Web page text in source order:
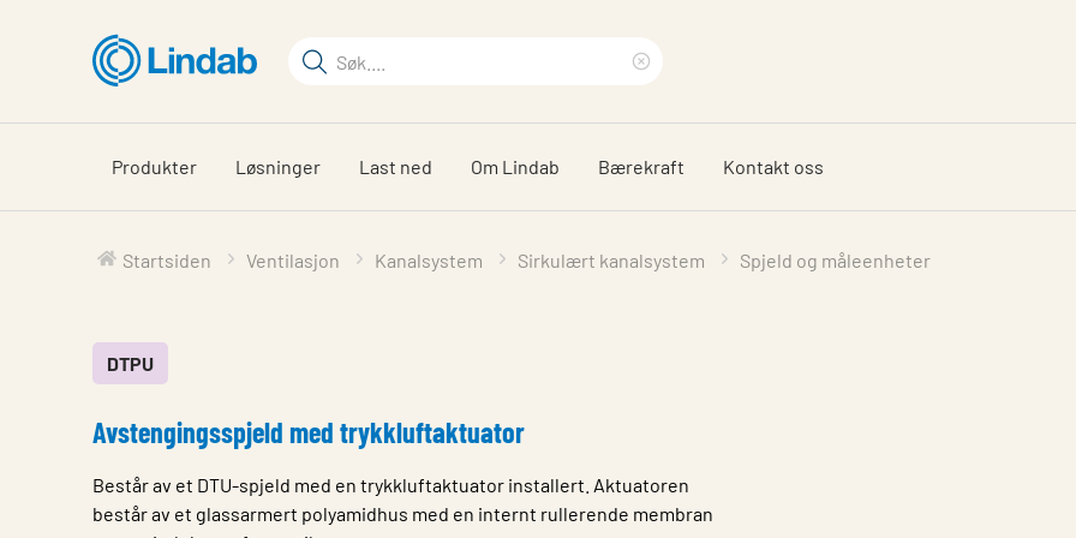
hovedinnhold
Søkeord
på
siden
search
phrase
Produkter Løsninger Last ned Om Lindab Bærekraft Kontakt oss
Startsiden Ventilasjon Kanalsystem Sirkulært kanalsystem Spjeld og måleenheter
DTPU
Avstengingsspjeld med trykkluftaktuator
Består av et DTU-spjeld med en trykkluftaktuator installert. Aktuatoren
består av et glassarmert polyamidhus med en internt rullerende membran